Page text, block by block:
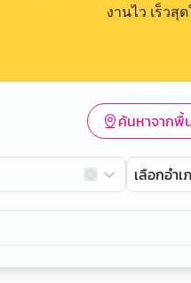
งานไว เร็วสุ
ค้นหาจากพื้
เลือกอำ